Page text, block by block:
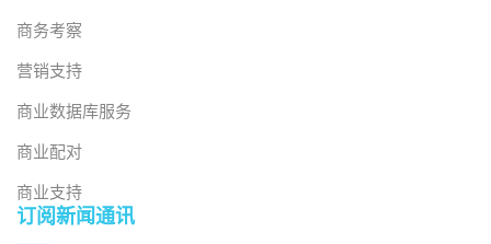
商务考察
营销支持
商业数据库服务
商业配对
商业支持
订阅新闻通讯